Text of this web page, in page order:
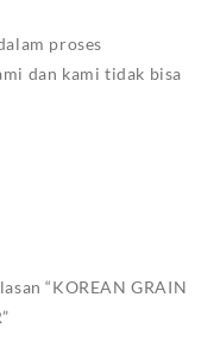
proses
dan kami tidak bisa
“KOREAN GRAIN